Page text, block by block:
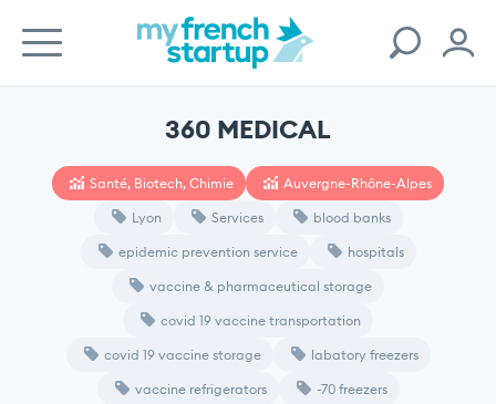
360 MEDICAL
Santé, Biotech, Chimie Auvergne-Rhône-Alpes
Lyon Services blood banks
epidemic prevention service hospitals
vaccine & pharmaceutical storage
covid 19 vaccine transportation
covid 19 vaccine storage labatory freezers
vaccine refrigerators -70 freezers